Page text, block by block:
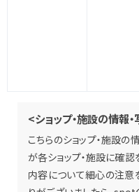
<ショップ・施設の情報
こちらのショップ・施設の
が各ショップ・施設に確認
内容について細心の注意